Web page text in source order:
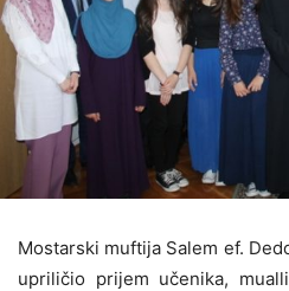
Mostarski muftija Salem ef.
upriličio prijem učenika,